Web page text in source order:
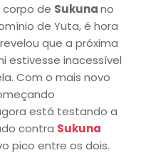
de Sukunano
de Yuta, é hora
que a próxima
estivesse inacessível
Com o mais novo
está testando a
contra Sukuna
pico entre os dois.